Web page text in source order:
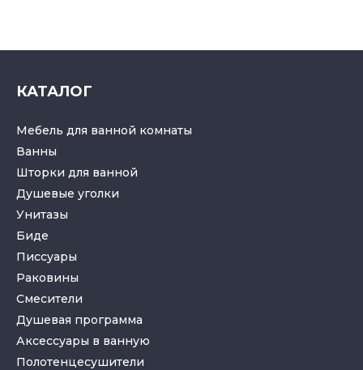
КАТАЛОГ
Мебель для ванной комнаты
Ванны
Шторки для ванной
Душевые уголки
Унитазы
Биде
Писсуары
Раковины
Смесители
Душевая программа
Аксессуары в ванную
Полотенцесушители